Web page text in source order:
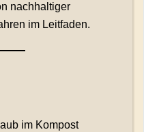
nachhaltiger
im Leitfaden.
im Kompost